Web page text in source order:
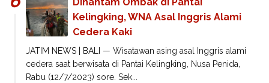
Kelingking, WNA Asal Inggris Alami
Cedera Kaki
JATIM NEWS | BALI — Wisatawan asing asal Inggris alami
cedera saat berwisata di Pantai Kelingking, Nusa Penida,
Rabu (12/7/2023) sore. Sek...